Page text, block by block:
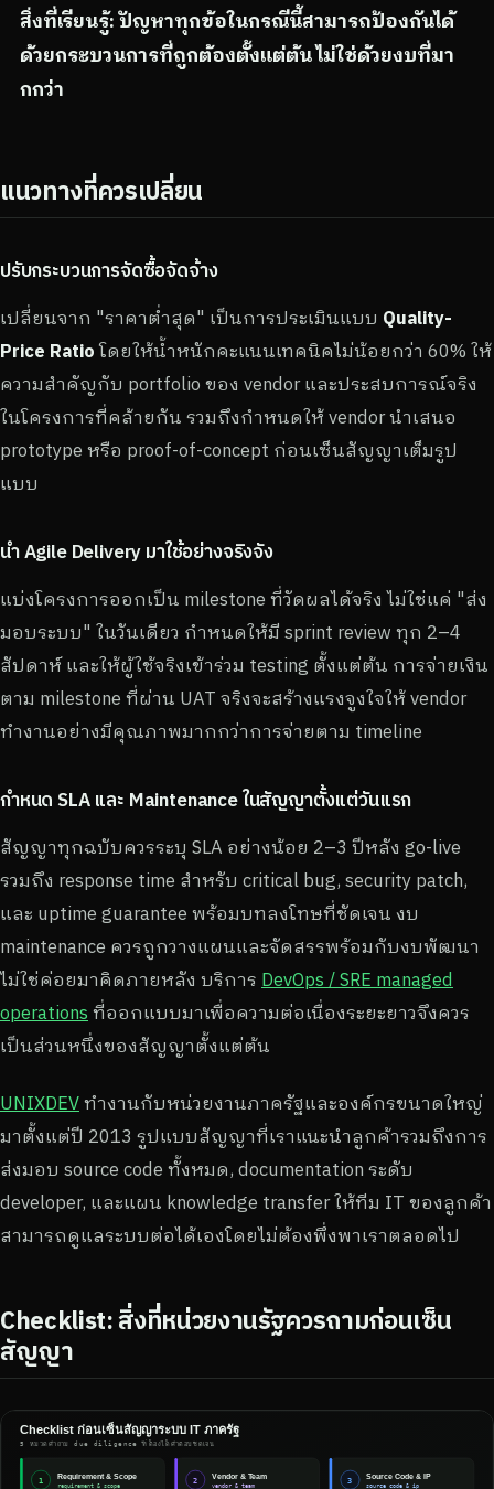
สิ่งที่เรียนรู้: ปัญหาทุกข้อในกรณีนี้สามารถป้องกันได้
ด้วยกระบวนการที่ถูกต้องตั้งแต่ต้น ไม่ใช่ด้วยงบที่มา
กกว่า
แนวทางที่ควรเปลี่ยน
ปรับกระบวนการจัดซื้อจัดจ้าง
เปลี่ยนจาก "ราคาต่ำสุด" เป็นการประเมินแบบ Quality-
Price Ratio โดยให้น้ำหนักคะแนนเทคนิคไม่น้อยกว่า 60% ให้
ความสำคัญกับ portfolio ของ vendor และประสบการณ์จริง
ในโครงการที่คล้ายกัน รวมถึงกำหนดให้ vendor นำเสนอ
prototype หรือ proof-of-concept ก่อนเซ็นสัญญาเต็มรูป
แบบ
นำ Agile Delivery มาใช้อย่างจริงจัง
แบ่งโครงการออกเป็น milestone ที่วัดผลได้จริง ไม่ใช่แค่ "ส่ง
มอบระบบ" ในวันเดียว กำหนดให้มี sprint review ทุก 2–4
สัปดาห์ และให้ผู้ใช้จริงเข้าร่วม testing ตั้งแต่ต้น การจ่ายเงิน
ตาม milestone ที่ผ่าน UAT จริงจะสร้างแรงจูงใจให้ vendor
ทำงานอย่างมีคุณภาพมากกว่าการจ่ายตาม timeline
กำหนด SLA และ Maintenance ในสัญญาตั้งแต่วันแรก
สัญญาทุกฉบับควรระบุ SLA อย่างน้อย 2–3 ปีหลัง go-live
รวมถึง response time สำหรับ critical bug, security patch,
และ uptime guarantee พร้อมบทลงโทษที่ชัดเจน งบ
maintenance ควรถูกวางแผนและจัดสรรพร้อมกับงบพัฒนา
ไม่ใช่ค่อยมาคิดภายหลัง บริการ DevOps / SRE managed
operations ที่ออกแบบมาเพื่อความต่อเนื่องระยะยาวจึงควร
เป็นส่วนหนึ่งของสัญญาตั้งแต่ต้น
UNIXDEVทำงานกับหน่วยงานภาครัฐและองค์กรขนาดใหญ่
มาตั้งแต่ปี 2013 รูปแบบสัญญาที่เราแนะนำลูกค้ารวมถึงการ
ส่งมอบ source code ทั้งหมด, documentation ระดับ
developer, และแผน knowledge transfer ให้ทีม IT ของลูกค้า
สามารถดูแลระบบต่อได้เองโดยไม่ต้องพึ่งพาเราตลอดไป
Checklist: สิ่งที่หน่วยงานรัฐควรถามก่อนเซ็น
สัญญา